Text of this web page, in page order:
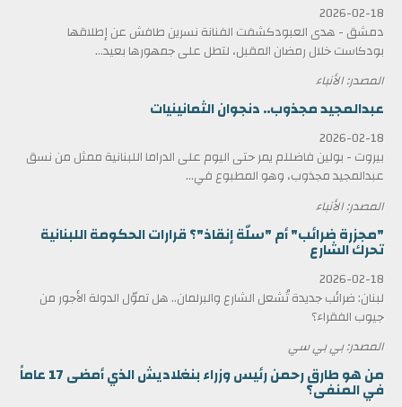
2026-02-18
دمشق - هدى العبودكشفت الفنانة نسرين طافش عن إطلاقها
بودكاست خلال رمضان المقبل، لتطل على جمهورها بعيد...
المصدر: الأنباء
عبدالمجيد مجذوب.. دنجوان الثمانينيات
2026-02-18
بيروت - بولين فاضللم يمر حتى اليوم على الدراما اللبنانية ممثل من نسق
عبدالمجيد مجذوب، وهو المطبوع في...
المصدر: الأنباء
"مجزرة ضرائب" أم "سلّة إنقاذ"؟ قرارات الحكومة اللبنانية
تحرك الشارع
2026-02-18
لبنان: ضرائب جديدة تُشعل الشارع والبرلمان.. هل تموّل الدولة الأجور من
جيوب الفقراء؟
المصدر: بي بي سي
من هو طارق رحمن رئيس وزراء بنغلاديش الذي أمضى 17 عاماً
في المنفى؟